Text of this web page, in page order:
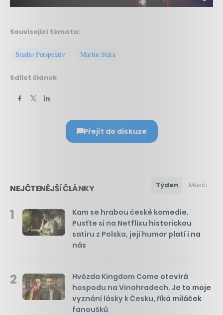
Související témata:
Studio Perspektiv Martin Stára
Sdílet článek
Přejít do diskuze
NEJČTENĚJŠÍ ČLÁNKY Týden Měsíc
1
Kam se hrabou české komedie.
Pusťte si na Netflixu historickou
satiru z Polska, její humor platí i na
nás
2
Hvězda Kingdom Come otevírá
hospodu na Vinohradech. Je to moje
vyznání lásky k Česku, říká miláček
fanoušků